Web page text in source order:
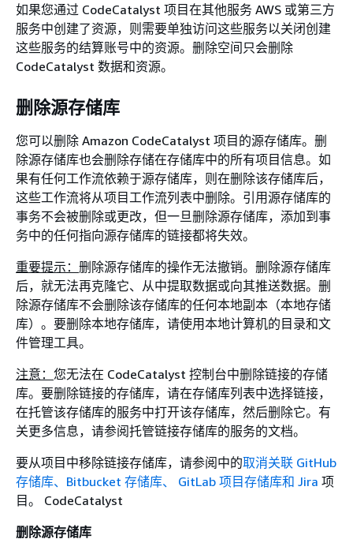
如果您通过 CodeCatalyst 项目在其他服务 AWS 或第三方
服务中创建了资源，则需要单独访问这些服务以关闭创建
这些服务的结算账号中的资源。删除空间只会删除
CodeCatalyst 数据和资源。
删除源存储库
您可以删除 Amazon CodeCatalyst 项目的源存储库。删
除源存储库也会删除存储在存储库中的所有项目信息。如
果有任何工作流依赖于源存储库，则在删除该存储库后，
这些工作流将从项目工作流列表中删除。引用源存储库的
事务不会被删除或更改，但一旦删除源存储库，添加到事
务中的任何指向源存储库的链接都将失效。
重要提示： 删除源存储库的操作无法撤销。删除源存储库
后，就无法再克隆它、从中提取数据或向其推送数据。删
除源存储库不会删除该存储库的任何本地副本（本地存储
库）。要删除本地存储库，请使用本地计算机的目录和文
件管理工具。
注意： 您无法在 CodeCatalyst 控制台中删除链接的存储
库。要删除链接的存储库，请在存储库列表中选择链接，
在托管该存储库的服务中打开该存储库，然后删除它。有
关更多信息，请参阅托管链接存储库的服务的文档。
要从项目中移除链接存储库，请参阅中的取消关联 GitHub
存储库、Bitbucket 存储库、 GitLab 项目存储库和 Jira 项
目。 CodeCatalyst
删除源存储库